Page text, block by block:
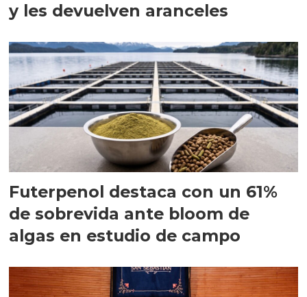
y les devuelven aranceles
Futerpenol destaca con un 61%
de sobrevida ante bloom de
algas en estudio de campo